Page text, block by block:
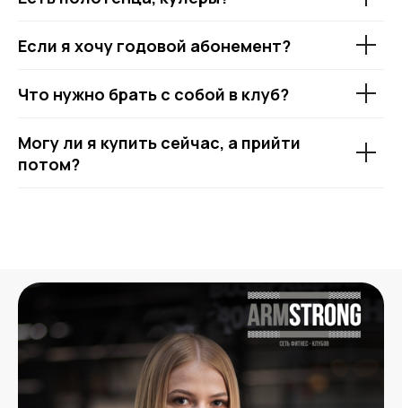
Если я хочу годовой абонемент?
Что нужно брать с собой в клуб?
Могу ли я купить сейчас, а прийти
потом?